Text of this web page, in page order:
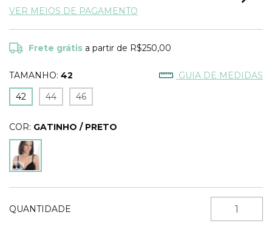
VER MEIOS DE PAGAMENTO
Frete grátis a partir de R$250,00
TAMANHO: 42
GUIA DE MEDIDAS
42
44 46
COR: GATINHO / PRETO
QUANTIDADE